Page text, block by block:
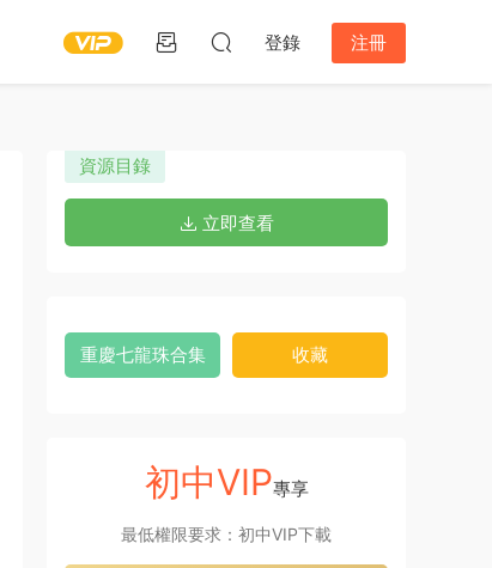
登錄 注冊
資源目錄
立即查看
重慶七龍珠合集 收藏
初中VIP專享
最低權限要求：初中VIP下載